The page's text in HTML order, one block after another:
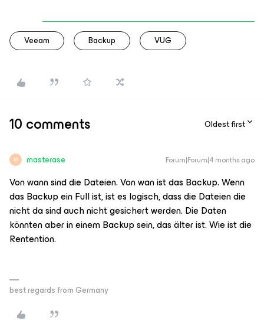
Veeam Backup VUG
10 comments Oldest first
M masterase Forum|Forum|4 months ago
Von wann sind die Dateien. Von wan ist das Backup. Wenn
das Backup ein Full ist, ist es logisch, dass die Dateien die
nicht da sind auch nicht gesichert werden. Die Daten
könnten aber in einem Backup sein, das älter ist. Wie ist die
Rentention.
best regards from Germany